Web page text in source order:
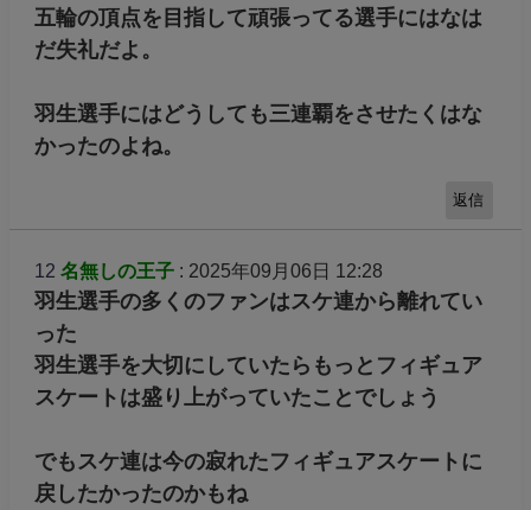
五輪の頂点を目指して頑張ってる選手にはなは
だ失礼だよ。
羽生選手にはどうしても三連覇をさせたくはな
かったのよね。
返信
12 名無しの王子: 2025年09月06日 12:28
羽生選手の多くのファンはスケ連から離れてい
った
羽生選手を大切にしていたらもっとフィギュア
スケートは盛り上がっていたことでしょう
でもスケ連は今の寂れたフィギュアスケートに
戻したかったのかもね